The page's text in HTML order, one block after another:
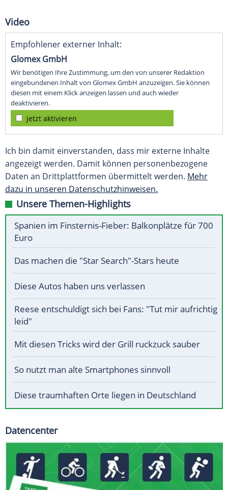
Video
Empfohlener externer Inhalt:
Glomex GmbH
Wir benötigen Ihre Zustimmung, um den von unserer Redaktion
eingebundenen Inhalt von Glomex GmbH anzuzeigen. Sie können
diesen mit einem Klick anzeigen lassen und auch wieder
deaktivieren.
jetzt aktivieren
Ich bin damit einverstanden, dass mir externe Inhalte
angezeigt werden. Damit können personenbezogene
Daten an Drittplattformen übermittelt werden. Mehr
dazu in unseren Datenschutzhinweisen.
Unsere Themen-Highlights
Spanien im Finsternis-Fieber: Balkonplätze für 700
Euro
Das machen die "Star Search"-Stars heute
Diese Autos haben uns verlassen
Reese entschuldigt sich bei Fans: "Tut mir aufrichtig
leid"
Mit diesen Tricks wird der Grill ruckzuck sauber
So nutzt man alte Smartphones sinnvoll
Diese traumhaften Orte liegen in Deutschland
Datencenter